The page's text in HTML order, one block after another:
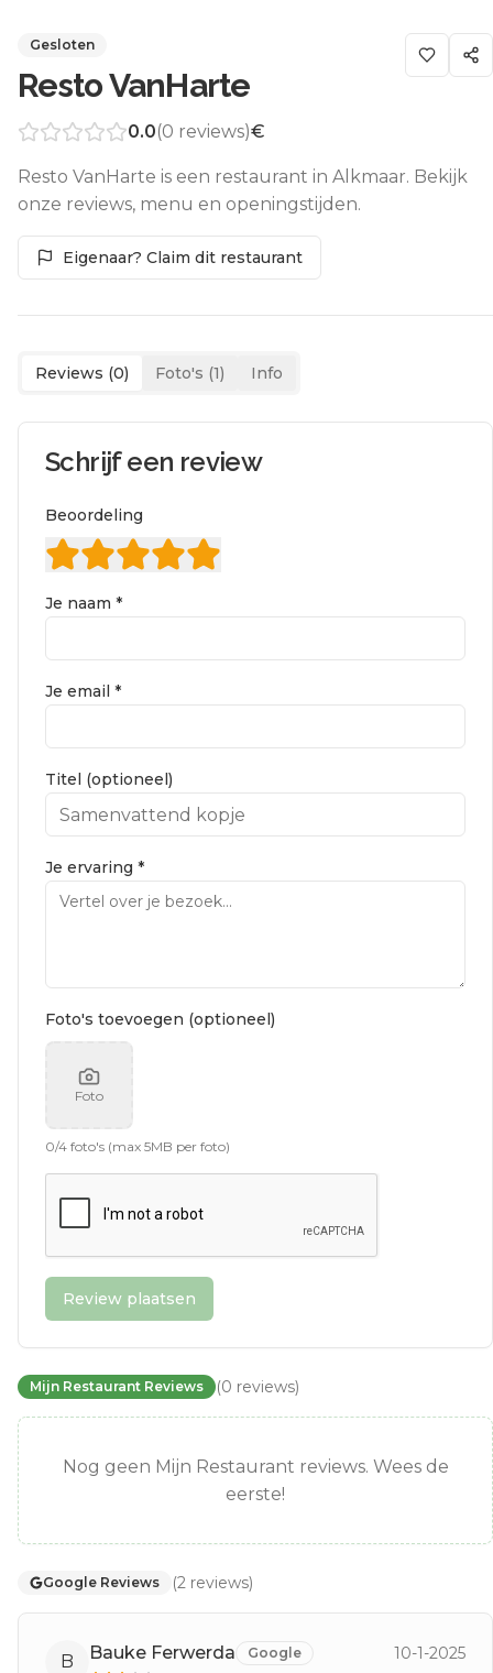
Gesloten
Resto VanHarte
0.0(0 reviews)€
Resto VanHarte is een restaurant in Alkmaar. Bekijk
onze reviews, menu en openingstijden.
Eigenaar? Claim dit restaurant
Reviews (0) Foto's (1) Info
Schrijf een review
Beoordeling
Je naam *
Je email *
Titel (optioneel)
Je ervaring *
Foto's toevoegen (optioneel)
Foto
0/4 foto's (max 5MB per foto)
Review plaatsen
Mijn Restaurant Reviews (0 reviews)
Nog geen Mijn Restaurant reviews. Wees de
eerste!
Google Reviews (2 reviews)
B Bauke Ferwerda Google 10-1-2025